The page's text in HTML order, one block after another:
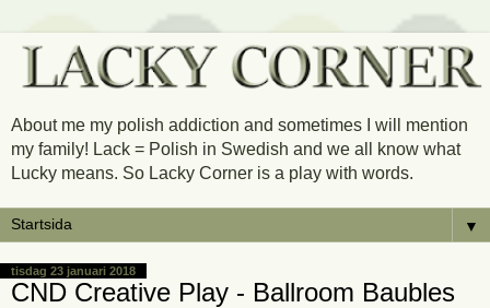
About me my polish addiction and sometimes I will mention
my family! Lack = Polish in Swedish and we all know what
Lucky means. So Lacky Corner is a play with words.
▼
tisdag 23 januari 2018
CND Creative Play - Ballroom Baubles